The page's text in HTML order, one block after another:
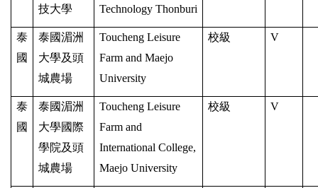
技大學
Technology Thonburi
泰
國
泰國湄洲
大學及頭
城農場
Toucheng Leisure
Farm and Maejo
University
校級 V
泰
國
泰國湄洲
大學國際
學院及頭
城農場
Toucheng Leisure
Farm and
International College,
Maejo University
校級 V